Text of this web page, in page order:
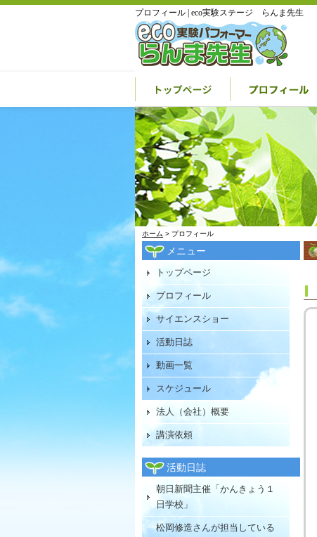
プロフィール | eco実験ステージ らんま先生
ホーム > プロフィール
メニュー
トップページ
プロフィール
サイエンスショー
活動日誌
動画一覧
スケジュール
法人（会社）概要
講演依頼
活動日誌
朝日新聞主催「かんきょう１
日学校」
松岡修造さんが担当している